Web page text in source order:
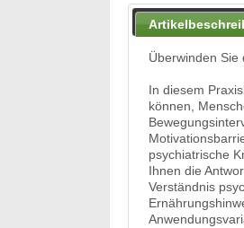
Überwinden
In diesem
können,
psychiatrische
Ihnen die
Verständnis